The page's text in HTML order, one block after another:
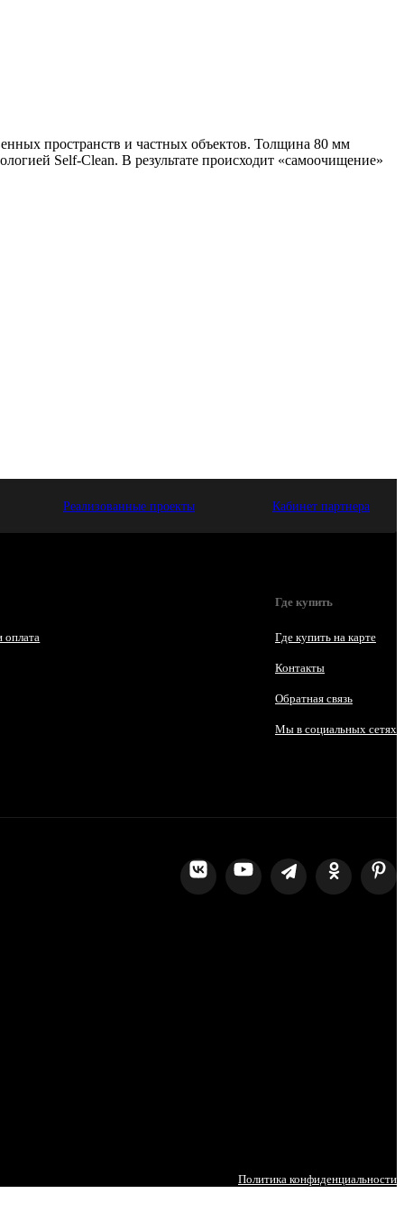
пространств и частных объектов. Толщина 80 мм
Self-Clean. В результате происходит «самоочищение»
Реализованные проекты Кабинет партнера
оплата
Где купить
Где купить на карте
Контакты
Обратная связь
Мы в социальных сетях
Политика конфиденциальности